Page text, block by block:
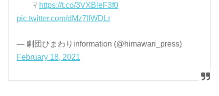
☟ https://t.co/3VXBleF3f0
pic.twitter.com/dMz7lIWDLr
— 劇団ひまわりinformation (@himawari_press)
February 18, 2021